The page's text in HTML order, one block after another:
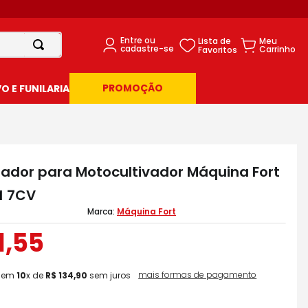
E FUNILARIA PROMOÇÃO
para Motocultivador Máquina Fort
7CV
Máquina Fort
,55
em 10x de R$ 134,90 sem juros mais formas de pagamento